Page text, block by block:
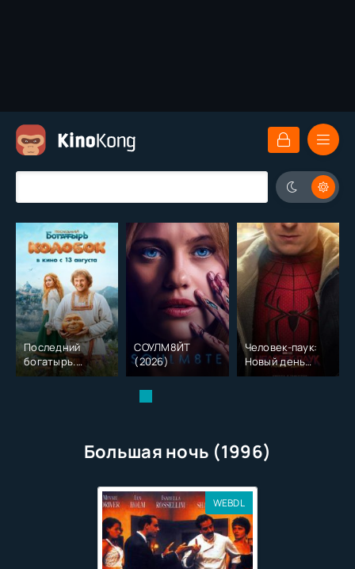
Последний
богатырь.
Колобок (2026)
СОУЛМ8ЙТ
(2026)
Человек-паук:
Новый день
(2026)
Большая ночь (1996)
WEBDL